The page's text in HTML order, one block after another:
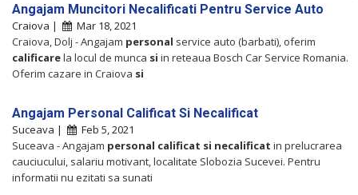
Angajam Muncitori Necalificati Pentru Service Auto
Craiova |
Mar 18, 2021
Craiova, Dolj - Angajam personal service auto (barbati), oferim
calificarela locul de munca si in reteaua Bosch Car Service Romania.
Oferim cazare in Craiova si
Angajam Personal Calificat Si Necalificat
Suceava |
Feb 5, 2021
Suceava - Angajam personal calificat si necalificat in prelucrarea
cauciucului, salariu motivant, localitate Slobozia Sucevei. Pentru
informatii nu ezitati sa sunati